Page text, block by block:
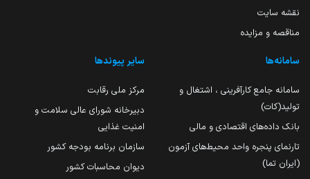
نقشه سایت
مناقصه و مزایده
سامانه‌ها
سامانه جامع کارآفرینی ، اشتغال و
تولید(کات)
بانک داده‌های اقتصادی و مالی
تارنمای پنجره واحد محیط‌های آزمون
(ایران تما)
سایر پیوندها
مرکز ملی رقابت
دبیرخانه شورای عالی سلامت و
امنیت غذایی
سازمان برنامه بودجه کشور
دیوان محاسبات کشور